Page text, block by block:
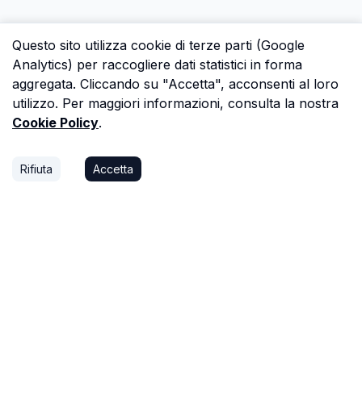
Questo sito utilizza cookie di terze parti (Google
Analytics) per raccogliere dati statistici in forma
aggregata. Cliccando su "Accetta", acconsenti al loro
utilizzo. Per maggiori informazioni, consulta la nostra
Cookie Policy.
Rifiuta Accetta